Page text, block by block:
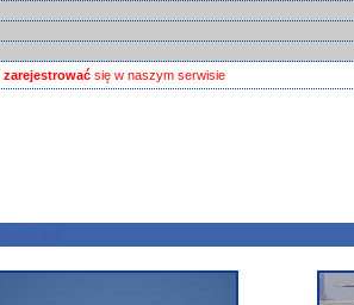
zarejestrować się w naszym serwisie